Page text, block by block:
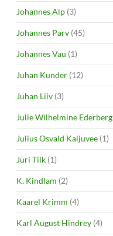
Johannes Alp (3)
Johannes Parv (45)
Johannes Vau (1)
Juhan Kunder (12)
Juhan Liiv (3)
Julie Wilhelmine Ederberg
Julius Osvald Kaljuvee (1)
Jüri Tilk (1)
K. Kindlam (2)
Kaarel Krimm (4)
Karl August Hindrey (4)